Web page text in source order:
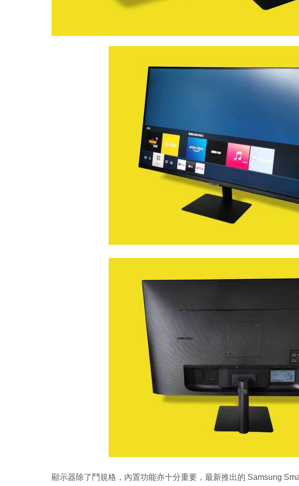
顯示器除了鬥規格，內置功能亦十分重要，最新推出的 Samsung